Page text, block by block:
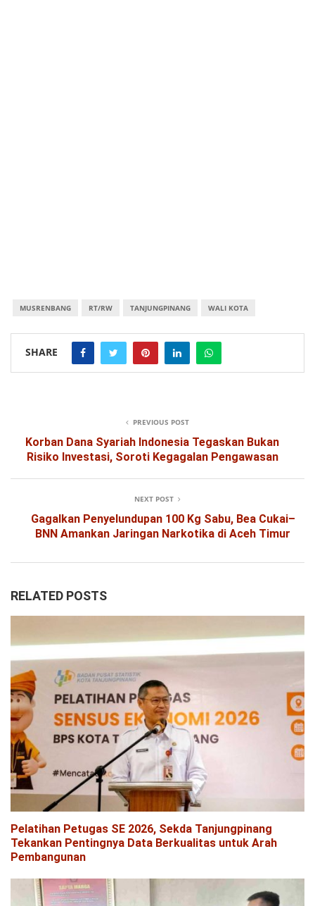
MUSRENBANG RT/RW TANJUNGPINANG WALI KOTA
SHARE
PREVIOUS POST
Korban Dana Syariah Indonesia Tegaskan Bukan
Risiko Investasi, Soroti Kegagalan Pengawasan
NEXT POST
Gagalkan Penyelundupan 100 Kg Sabu, Bea Cukai–
BNN Amankan Jaringan Narkotika di Aceh Timur
RELATED POSTS
Pelatihan Petugas SE 2026, Sekda Tanjungpinang
Tekankan Pentingnya Data Berkualitas untuk Arah
Pembangunan